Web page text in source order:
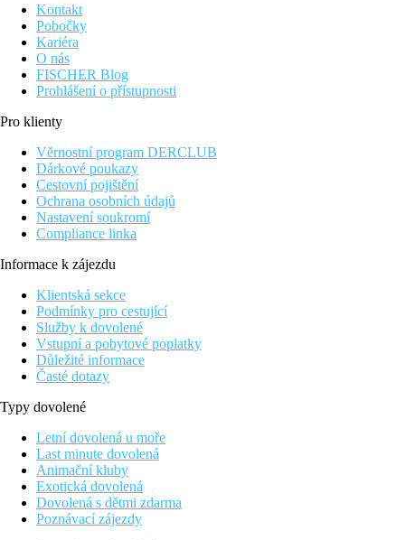
Kontakt
Pobočky
Kariéra
O nás
FISCHER Blog
Prohlášení o přístupnosti
Pro klienty
Věrnostní program DERCLUB
Dárkové poukazy
Cestovní pojištění
Ochrana osobních údajů
Nastavení soukromí
Compliance linka
Informace k zájezdu
Klientská sekce
Podmínky pro cestující
Služby k dovolené
Vstupní a pobytové poplatky
Důležité informace
Časté dotazy
Typy dovolené
Letní dovolená u moře
Last minute dovolená
Animační kluby
Exotická dovolená
Dovolená s dětmi zdarma
Poznávací zájezdy